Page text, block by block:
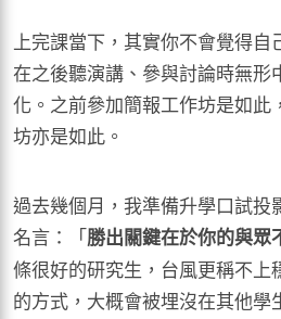
上完課當下，其實你不會覺得自
在之後聽演講、參與討論時無形
化。之前參加簡報工作坊是如此
坊亦是如此。
過去幾個月，我準備升學口試投
名言：「勝出關鍵在於你的與眾
條很好的研究生，台風更稱不上
的方式，大概會被埋沒在其他學